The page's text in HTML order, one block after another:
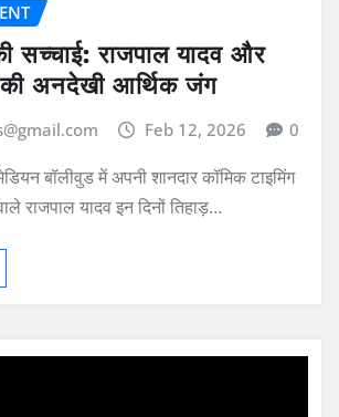
सच्चाई: राजपाल यादव और
की अनदेखी आर्थिक जंग
Feb 12, 2026 0
बॉलीवुड में अपनी शानदार कॉमिक टाइमिंग
राजपाल यादव इन दिनों तिहाड़…